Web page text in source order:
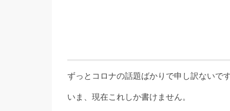
ずっとコロナの話題ばかりで申し訳ないで
いま、現在これしか書けません。